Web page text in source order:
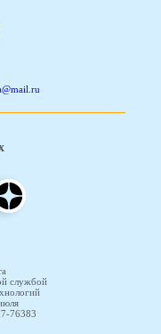
службой
76383